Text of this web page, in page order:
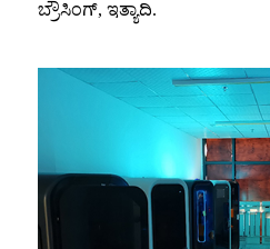
ಬ್ರೌಸಿಂಗ್, ಇತ್ಯಾದಿ.